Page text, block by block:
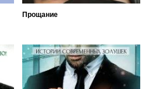
Прощание